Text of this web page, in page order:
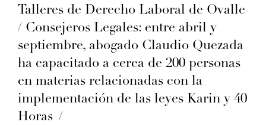
Talleres de Derecho Laboral de Ovalle
/ Consejeros Legales: entre abril y
septiembre, abogado Claudio Quezada
ha capacitado a cerca de 200 personas
en materias relacionadas con la
implementación de las leyes Karin y 40
Horas